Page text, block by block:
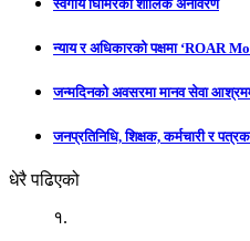
स्वर्गीय घिमिरेको शालिक अनावरण
न्याय र अधिकारको पक्षमा ‘ROAR
जन्मदिनको अवसरमा मानव सेवा
जनप्रतिनिधि, शिक्षक, कर्मचारी र
धेरै पढिएको
१.